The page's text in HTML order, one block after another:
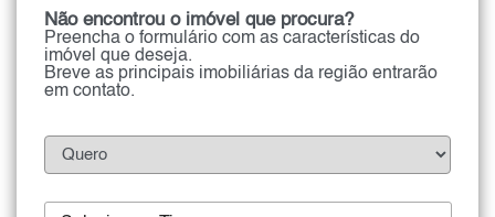
Não encontrou o imóvel que procura?
Preencha o formulário com as características do
imóvel que deseja.
Breve as principais imobiliárias da região entrarão
em contato.